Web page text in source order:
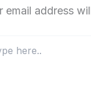
email address